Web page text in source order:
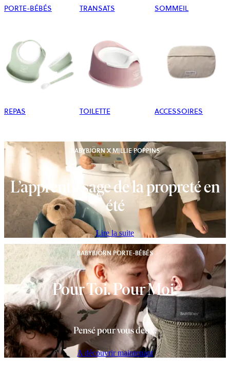
PORTE-BÉBÉS TRANSATS SOMMEIL
REPAS TOILETTE ACCESSOIRES
BABYBJÖRN X MILLIE POPPINS
L’apprentissage de la propreté en
été
Lire la suite
BABYBJÖRN PORTE-BÉBÉS
Pour Toi. Pour Moi.
Pensé pour vous deux.
A découvrir maintenant